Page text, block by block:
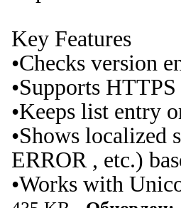
Key Features
•Checks version
•Supports
•Keeps list entry
•Shows localized
ERROR , etc.)
•Works with